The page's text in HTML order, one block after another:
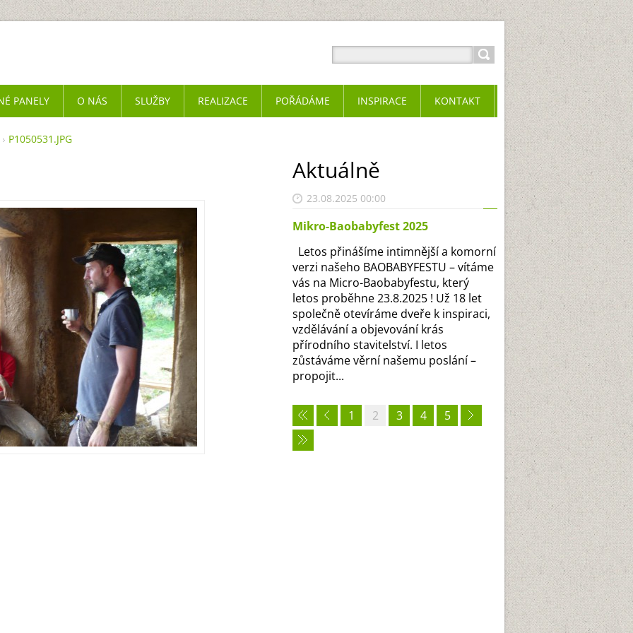
P1050531.JPG
Aktuálně
23.08.2025 00:00
Mikro-Baobabyfest 2025
Letos přinášíme intimnější a komorní
verzi našeho BAOBABYFESTU – vítáme
vás na Micro-Baobabyfestu, který
letos proběhne 23.8.2025 ! Už 18 let
společně otevíráme dveře k inspiraci,
vzdělávání a objevování krás
přírodního stavitelství. I letos
zůstáváme věrní našemu poslání –
propojit...
1 2 3 4 5
PANELY O NÁS SLUŽBY REALIZACE POŘÁDÁME INSPIRACE KONTAKT